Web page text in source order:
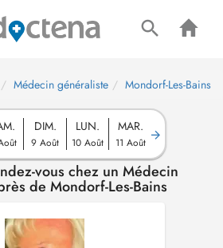
Médecin généraliste Mondorf-Les-Bains
DIM.
9 Août
LUN.
10 Août
MAR.
11 Août
vous chez un Médecin
de Mondorf-Les-Bains